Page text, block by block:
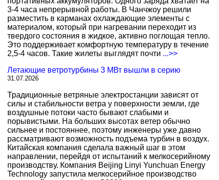
3-4 часа непрерывной работы. В Чанчжоу решили
разместить в карманах охлаждающие элементы с
материалом, который при нагревании переходит из
твердого состояния в жидкое, активно поглощая тепло.
Это поддерживает комфортную температуру в течение
2,5-4 часов. Такие жилеты выглядят почти ...>>
Летающие ветротурбины 3 МВт вышли в серию
31.07.2026
Традиционные ветряные электростанции зависят от
силы и стабильности ветра у поверхности земли, где
воздушные потоки часто бывают слабыми и
порывистыми. На больших высотах ветер обычно
сильнее и постояннее, поэтому инженеры уже давно
рассматривают возможность подъема турбин в воздух.
Китайская компания сделала важный шаг в этом
направлении, перейдя от испытаний к мелкосерийному
производству. Компания Beijing Linyi Yunchuan Energy
Technology запустила мелкосерийное производство